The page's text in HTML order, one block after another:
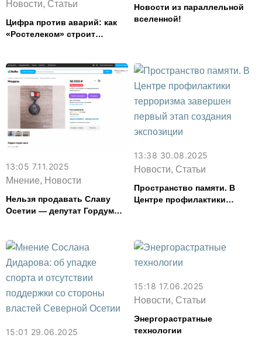
Новости, Статьи
Цифра против аварий: как
«Ростелеком» строит
Новости из параллельной
вселенной!
13:05 7.11.2025
Мнение, Новости
Нельзя продавать Славу
Осетии — депутат Гордумы
13:38 30.08.2025
Новости, Статьи
Пространство памяти. В
Центре профилактики
15:01 29.06.2025
15:18 17.06.2025
Новости, Статьи
Энергорастратные
технологии